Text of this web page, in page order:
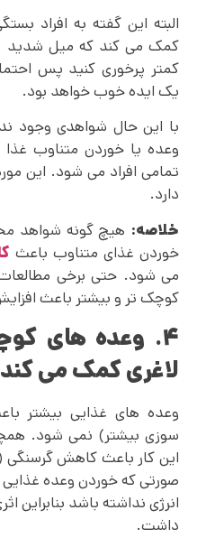
البته این گفته به افراد
کمک می کند که میل شدید
کمتر پرخوری کنید پس
یک ایده خوب خواهد بود.
با این حال شواهدی وجود
وعده یا خوردن متناوب
تمامی افراد می شود. این
دارد.
خلاصه: هیچ‌ گونه شواهد
خوردن غذای متناوب باعث
می شود. حتی برخی
کوچک تر و بیشتر باعث
۴. وعده های
لاغری کمک می کند
وعده های غذایی بیشتر
سوزی بیشتر) نمی شود.
این کار باعث کاهش گرسنگی
صورتی که خوردن وعده غذایی
انرژی نداشته باشد بنابراین
داشت.